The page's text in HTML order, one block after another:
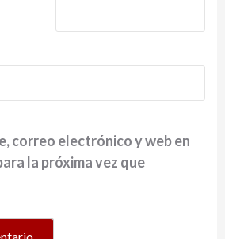
correo electrónico y web en
la próxima vez que